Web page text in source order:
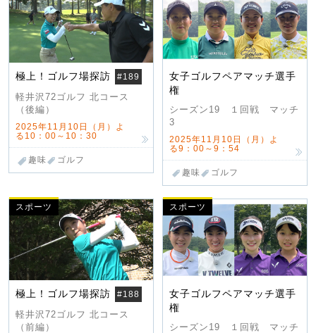
極上！ゴルフ場探訪 #189
軽井沢72ゴルフ 北コース
（後編）
2025年11月10日（月）よ
る10：00～10：30
趣味 ゴルフ
女子ゴルフペアマッチ選手
権
シーズン19 １回戦 マッチ
3
2025年11月10日（月）よ
る9：00～9：54
趣味 ゴルフ
スポーツ
極上！ゴルフ場探訪 #188
軽井沢72ゴルフ 北コース
（前編）
スポーツ
女子ゴルフペアマッチ選手
権
シーズン19 １回戦 マッチ